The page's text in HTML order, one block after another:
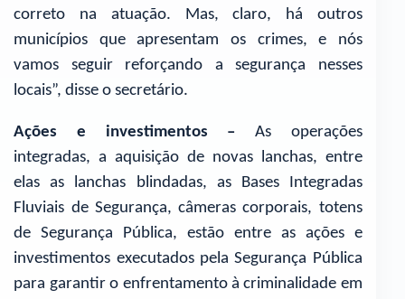
correto na atuação. Mas, claro, há outros
municípios que apresentam os crimes, e nós
vamos seguir reforçando a segurança nesses
locais”, disse o secretário.
Ações e investimentos –As operações
integradas, a aquisição de novas lanchas, entre
elas as lanchas blindadas, as Bases Integradas
Fluviais de Segurança, câmeras corporais, totens
de Segurança Pública, estão entre as ações e
investimentos executados pela Segurança Pública
para garantir o enfrentamento à criminalidade em